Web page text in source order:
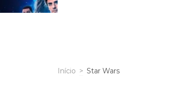
Início > Star Wars